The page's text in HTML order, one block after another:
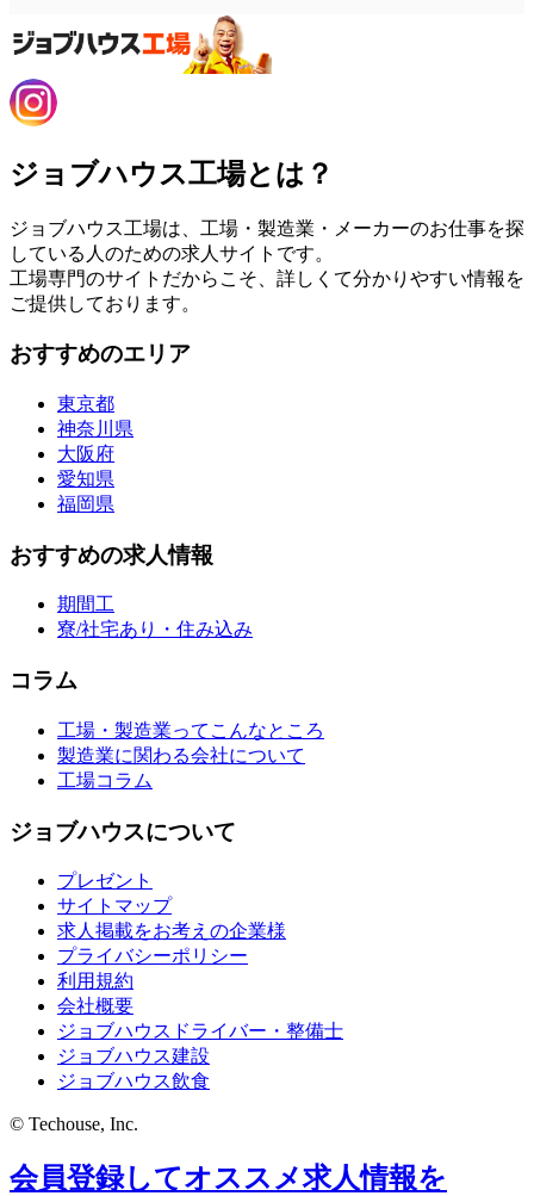
ジョブハウス工場とは？
ジョブハウス工場は、工場・製造業・メーカーのお仕事を探
している人のための求人サイトです。
工場専門のサイトだからこそ、詳しくて分かりやすい情報を
ご提供しております。
おすすめのエリア
東京都
神奈川県
大阪府
愛知県
福岡県
おすすめの求人情報
期間工
寮/社宅あり・住み込み
コラム
工場・製造業ってこんなところ
製造業に関わる会社について
工場コラム
ジョブハウスについて
プレゼント
サイトマップ
求人掲載をお考えの企業様
プライバシーポリシー
利用規約
会社概要
ジョブハウスドライバー・整備士
ジョブハウス建設
ジョブハウス飲食
© Techouse, Inc.
会員登録してオススメ求人情報を